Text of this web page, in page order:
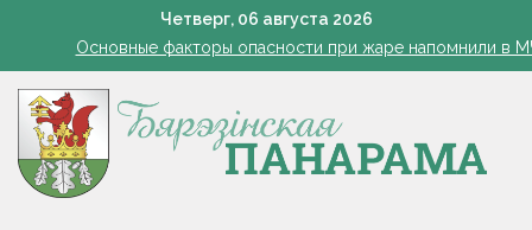
Четверг, 06 августа 2026
"мертвые души". Крупная афера по закупке фруктов и ягод
Основные факторы опасности при жаре напомнили в
Березинские тысячники. Новые имена
отправился на Северный полюс в составе международной
"мертвые души". Крупная афера по закупке фруктов и ягод